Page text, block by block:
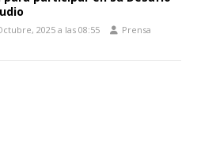
2025 a las 08:55 Prensa